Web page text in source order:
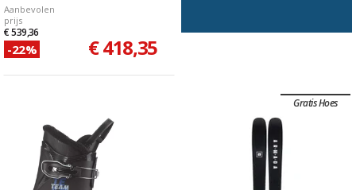
Aanbevolen
prijs
€ 539,36
-22% € 418,35
Gratis Hoes